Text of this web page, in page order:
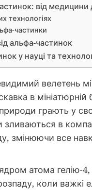
від
технологіях
частинки
альфа-частинок
у науці та
велетень
в
грають у
зливаються в
змінюючи все
атома гелію-
коли важкі